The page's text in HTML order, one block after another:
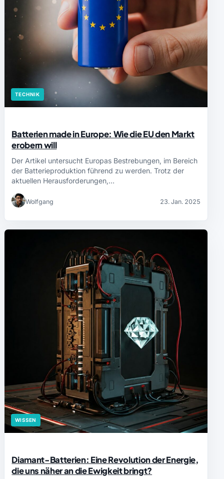
TECHNIK
Batterien made in Europe: Wie die EU den Markt
erobern will
Der Artikel untersucht Europas Bestrebungen, im Bereich
der Batterieproduktion führend zu werden. Trotz der
aktuellen Herausforderungen,…
Wolfgang 23. Jan. 2025
WISSEN
Diamant-Batterien: Eine Revolution der Energie,
die uns näher an die Ewigkeit bringt?